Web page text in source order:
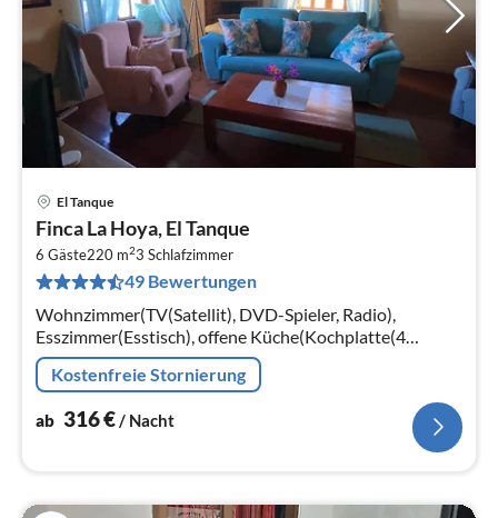
El Tanque
Finca La Hoya, El Tanque
6 Gäste220 m23 Schlafzimmer
49 Bewertungen
Wohnzimmer(TV(Satellit), DVD-Spieler, Radio),
Esszimmer(Esstisch), offene Küche(Kochplatte(4
Kochplatten, Gas)
Kostenfreie Stornierung
ab 316€ / Nacht